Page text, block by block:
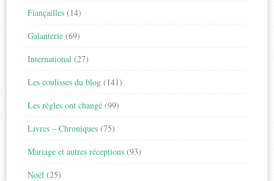
Fiançailles (14)
Galanterie (69)
International (27)
Les coulisses du blog (141)
Les règles ont changé (99)
Livres – Chroniques (75)
Mariage et autres réceptions (93)
Noël (25)